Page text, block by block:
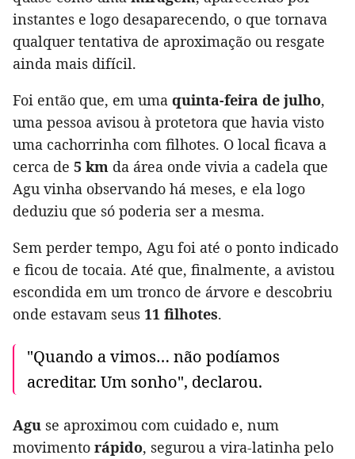
instantes e logo desaparecendo, o que tornava
qualquer tentativa de aproximação ou resgate
ainda mais difícil.
Foi então que, em uma quinta-feira de julho,
uma pessoa avisou à protetora que havia visto
uma cachorrinha com filhotes. O local ficava a
cerca de 5 km da área onde vivia a cadela que
Agu vinha observando há meses, e ela logo
deduziu que só poderia ser a mesma.
Sem perder tempo, Agu foi até o ponto indicado
e ficou de tocaia. Até que, finalmente, a avistou
escondida em um tronco de árvore e descobriu
onde estavam seus 11 filhotes.
"Quando a vimos… não podíamos
acreditar. Um sonho", declarou.
Agu se aproximou com cuidado e, num
movimento rápido, segurou a vira-latinha pelo